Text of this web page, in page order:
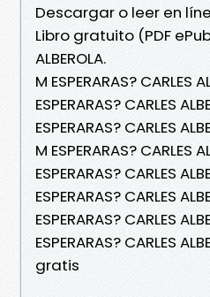
Descargar o leer en
Libro gratuito (PDF
ALBEROLA.
M ESPERARAS? CARLES
ESPERARAS? CARLES
ESPERARAS? CARLES
M ESPERARAS? CARLES
ESPERARAS? CARLES
ESPERARAS? CARLES
ESPERARAS? CARLES
ESPERARAS? CARLES
gratis